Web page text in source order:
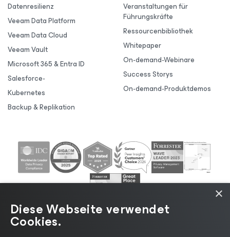
Datenresilienz
Veeam Data Platform
Veeam Data Cloud
Veeam Vault
Microsoft 365 & Entra ID
Salesforce-
Kubernetes
Backup & Replikation
Veranstaltungen für
Führungskräfte
Ressourcenbibliothek
Whitepaper
On-demand-Webinare
Success Storys
On-demand-Produktdemos
×
Diese Webseite verwendet
Cookies.